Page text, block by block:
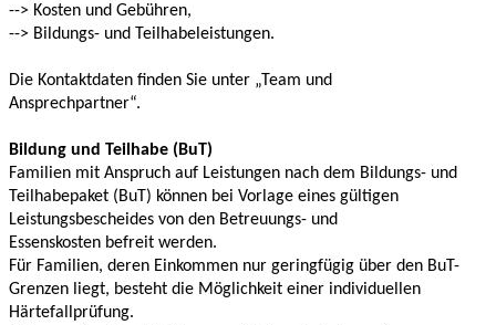
--> Kosten und Gebühren,
--> Bildungs- und Teilhabeleistungen.
Die Kontaktdaten finden Sie unter „Team und
Ansprechpartner“.
Bildung und Teilhabe (BuT)
Familien mit Anspruch auf Leistungen nach dem Bildungs- und
Teilhabepaket (BuT) können bei Vorlage eines gültigen
Leistungsbescheides von den Betreuungs- und
Essenskosten befreit werden.
Für Familien, deren Einkommen nur geringfügig über den BuT-
Grenzen liegt, besteht die Möglichkeit einer individuellen
Härtefallprüfung.